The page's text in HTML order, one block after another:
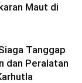
Maut di
Tanggap
dan Peralatan